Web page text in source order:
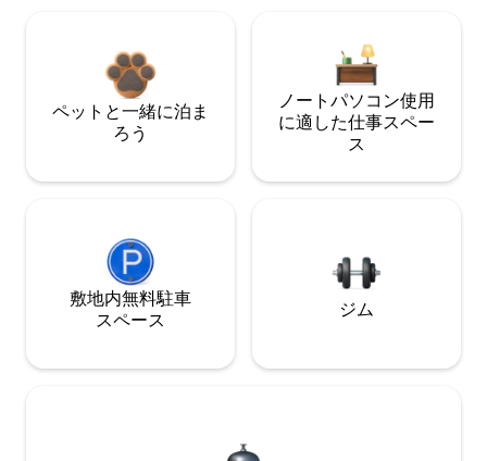
ペットと一緒に泊ま
ろう
ノートパソコン使用
に適した仕事スペー
ス
敷地内無料駐⁠車
ス⁠ペ⁠ー⁠ス
ジム